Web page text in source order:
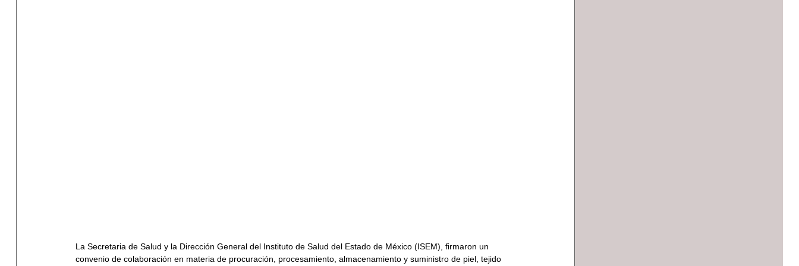
La Secretaria de Salud y la Dirección General del Instituto de Salud del Estado de México (ISEM), firmaron un
convenio de colaboración en materia de procuración, procesamiento, almacenamiento y suministro de piel, tejido